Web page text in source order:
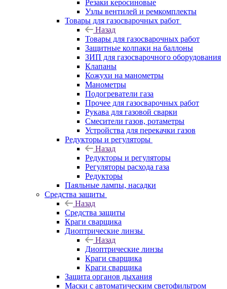
Резаки керосиновые
Узлы вентилей и ремкомплекты
Товары для газосварочных работ
Назад
Товары для газосварочных работ
Защитные колпаки на баллоны
ЗИП для газосварочного оборудования
Клапаны
Кожухи на манометры
Манометры
Подогреватели газа
Прочее для газосварочных работ
Рукава для газовой сварки
Смесители газов, ротаметры
Устройства для перекачки газов
Редукторы и регуляторы
Назад
Редукторы и регуляторы
Регуляторы расхода газа
Редукторы
Паяльные лампы, насадки
Средства защиты
Назад
Средства защиты
Краги сварщика
Диоптрические линзы
Назад
Диоптрические линзы
Краги сварщика
Краги сварщика
Защита органов дыхания
Маски с автоматическим светофильтром